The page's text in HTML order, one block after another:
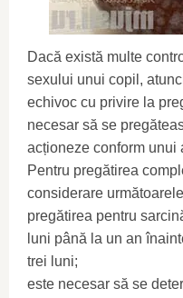
Dacă există multe
sexului unui copil,
echivoc cu privire la
necesar să se
acționeze conform unui
Pentru pregătirea
considerare
pregătirea pentru
luni până la un an
trei luni;
este necesar să se